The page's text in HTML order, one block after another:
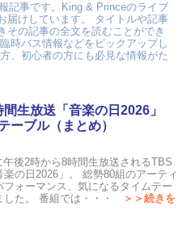
記事です。King & Princeのライブ
届けしています。 タイトルや記事
その記事の全文を読むことができ
時バス情報などをピックアップし
、初心者の方にも必見な情報がた
間生放送「音楽の日2026」
ーブル（まとめ）
後2時から8時間生放送されるTBS
の日2026」。 総勢80組のアーティ
フォーマンス、気になるタイムテー
した。 番組では・・・
＞＞続きを